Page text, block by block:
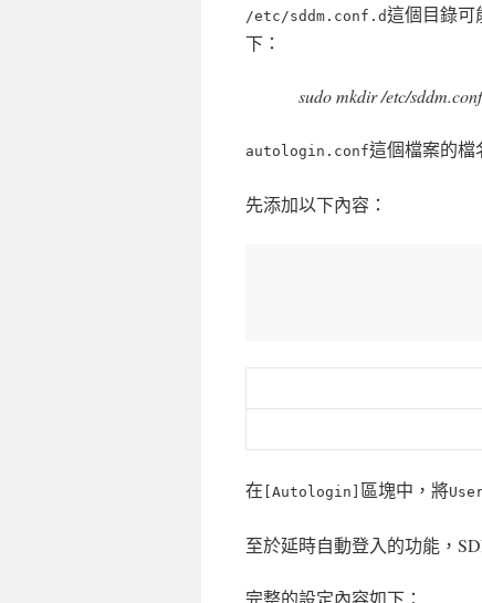
/etc/sddm.conf.d這個目錄可
下：
sudo mkdir /etc/
autologin.conf這個檔案的檔
先添加以下內容：
在 [Autologin] 區塊中，將
至於延時自動登入的功能，
完整的設定內容如下：